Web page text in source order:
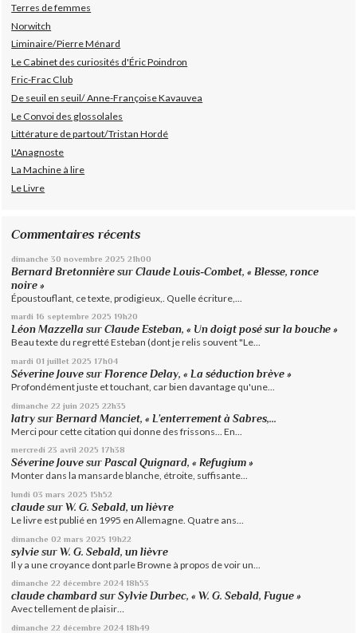
Terres de femmes
Norwitch
Liminaire/Pierre Ménard
Le Cabinet des curiosités d'Éric Poindron
Fric-Frac Club
De seuil en seuil/ Anne-Françoise Kavauvea
Le Convoi des glossolales
Littérature de partout/Tristan Hordé
L'Anagnoste
La Machine à lire
Le Livre
Commentaires récents
dimanche 30 novembre 2025 21h00
Bernard Bretonnière surClaude Louis-Combet, « Blesse, ronce
noire »
Époustouflant, ce texte, prodigieux,. Quelle écriture,...
mardi 16 septembre 2025 19h20
Léon Mazzella surClaude Esteban, « Un doigt posé sur la bouche »
Beau texte du regretté Esteban (dont je relis souvent "Le...
mardi 01 juillet 2025 17h04
Séverine Jouve surFlorence Delay, « La séduction brève »
Profondément juste et touchant, car bien davantage qu'une...
dimanche 22 juin 2025 22h35
latry surBernard Manciet, « L’enterrement à Sabres,...
Merci pour cette citation qui donne des frissons... En...
mercredi 23 avril 2025 17h38
Séverine Jouve surPascal Quignard, « Refugium »
Monter dans la mansarde blanche, étroite, suffisante...
lundi 03 mars 2025 15h52
claude surW. G. Sebald, un lièvre
Le livre est publié en 1995 en Allemagne. Quatre ans...
dimanche 02 mars 2025 19h22
sylvie surW. G. Sebald, un lièvre
Il y a une croyance dont parle Browne à propos de voir un...
dimanche 22 décembre 2024 18h53
claude chambard surSylvie Durbec, « W. G. Sebald, Fugue »
Avec tellement de plaisir…
dimanche 22 décembre 2024 18h49